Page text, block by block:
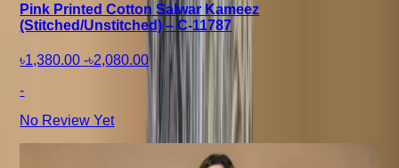
Pink Printed Cotton Salwar Kameez
(Stitched/Unstitched) – C-11787
৳1,380.00 -৳2,080.00
-
No Review Yet